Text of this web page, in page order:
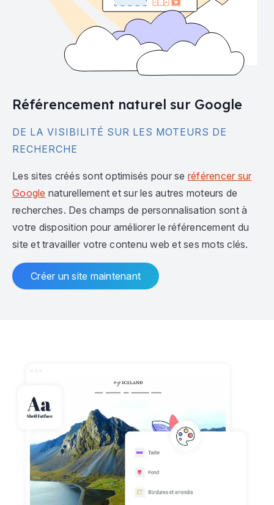
Référencement naturel sur Google
DE LA VISIBILITÉ SUR LES MOTEURS DE
RECHERCHE
Les sites créés sont optimisés pour se référencer sur
Google naturellement et sur les autres moteurs de
recherches. Des champs de personnalisation sont à
votre disposition pour améliorer le référencement du
site et travailler votre contenu web et ses mots clés.
Créer un site maintenant